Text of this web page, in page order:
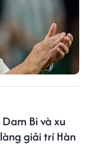
Bi và xu
giải trí Hàn